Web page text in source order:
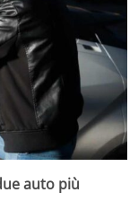
auto più